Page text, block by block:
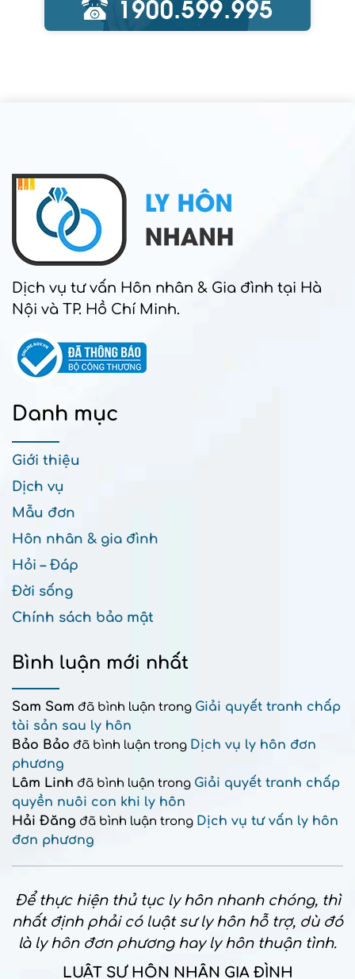
Dịch vụ tư vấn Hôn nhân & Gia đình tại Hà
Nội và TP. Hồ Chí Minh.
Danh mục
Giới thiệu
Dịch vụ
Mẫu đơn
Hôn nhân & gia đình
Hỏi – Đáp
Đời sống
Chính sách bảo mật
Bình luận mới nhất
Sam Sam đã bình luận trong Giải quyết tranh chấp
tài sản sau ly hôn
Bảo Bảo đã bình luận trong Dịch vụ ly hôn đơn
phương
Lâm Linh đã bình luận trong Giải quyết tranh chấp
quyền nuôi con khi ly hôn
Hải Đăng đã bình luận trong Dịch vụ tư vấn ly hôn
đơn phương
Để thực hiện thủ tục ly hôn nhanh chóng, thì
nhất định phải có luật sư ly hôn hỗ trợ, dù đó
là ly hôn đơn phương hay ly hôn thuận tình.
LUẬT SƯ HÔN NHÂN GIA ĐÌNH